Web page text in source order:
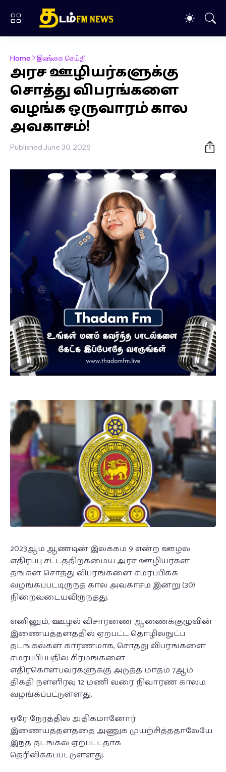
Home இலங்கை செய்தி
அரச ஊழியர்களுக்கு
சொத்து விபரங்களை
வழங்க ஒருவாரம் கால
அவகாசம்!
Published:June 30, 2026
2023ஆம் ஆண்டின் இலக்கம் 9 என்ற ஊழல்
எதிர்ப்பு சட்டத்திற்கமைய அரச ஊழியர்கள்
தங்கள் சொத்து விபரங்களை சமர்ப்பிக்க
வழங்கப்பட்டிருந்த கால அவகாசம் இன்று (30)
நிறைவடையவிருந்தது.
எனினும், ஊழல் விசாரணை ஆணைக்குழுவின்
இணையத்தளத்தில் ஏற்பட்ட தொழில்நுட்ப
தடங்கல்கள் காரணமாக, சொத்து விபரங்களை
சமர்ப்பிப்பதில் சிரமங்களை
எதிர்கொள்பவர்களுக்கு அடுத்த மாதம் 7ஆம்
திகதி நள்ளிரவு 12 மணி வரை நிவாரண காலம்
வழங்கப்பட்டுள்ளது.
ஒரே நேரத்தில் அதிகமானோர்
இணையத்தளத்தை அணுக முயற்சித்ததாலேயே
இந்த தடங்கல் ஏற்பட்டதாக
தெரிவிக்கப்பட்டுள்ளது.